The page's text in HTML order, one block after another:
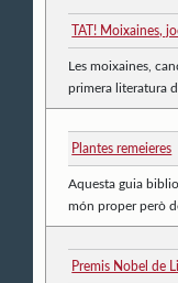
TAT! Moixaines,
Les moixaines,
primera literatura
Plantes remeieres
Aquesta guia
món proper però
Premis Nobel de